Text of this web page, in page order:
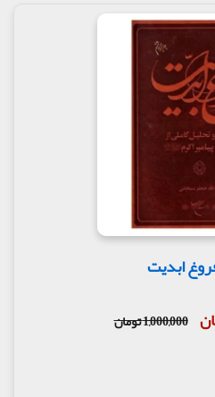
برای شیعه ظاهر شد همین
است.
کتابی که در شیعه تالیف
این کتاب نزد محققین
که همه علوم این کتاب به
(ره)
ابدیت
1,000,000 تومان